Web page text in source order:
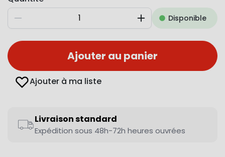
Diminuer AugmenterDisponible
Ajouter au panier
Ajouter à ma liste
Livraison standard
Expédition sous 48h-72h heures ouvrées